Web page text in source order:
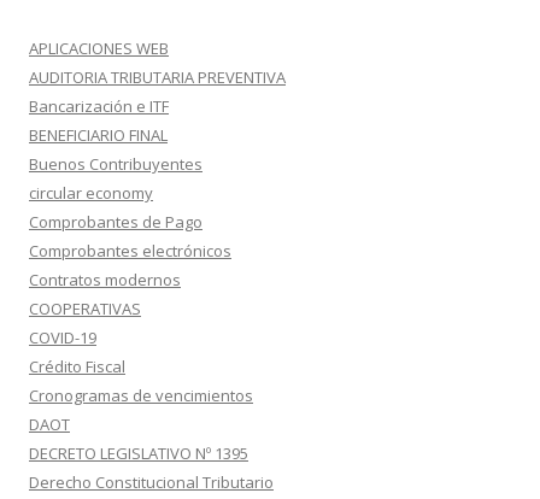
APLICACIONES WEB
AUDITORIA TRIBUTARIA PREVENTIVA
Bancarización e ITF
BENEFICIARIO FINAL
Buenos Contribuyentes
circular economy
Comprobantes de Pago
Comprobantes electrónicos
Contratos modernos
COOPERATIVAS
COVID-19
Crédito Fiscal
Cronogramas de vencimientos
DAOT
DECRETO LEGISLATIVO Nº 1395
Derecho Constitucional Tributario